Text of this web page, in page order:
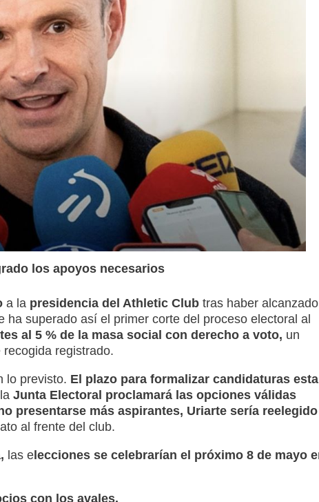
los apoyos necesarios
a lapresidencia del Athletic Clubtras haber
ha superado así el primer corte del proceso electoral al
al 5 % de la masa social con derecho a voto, un
registrado.
lo previsto. El plazo para formalizar candidaturas
Junta Electoral proclamará las opciones válidas
presentarse más aspirantes, Uriarte sería reelegido
al frente del club.
las elecciones se celebrarían el próximo 8 de mayo
con los avales.